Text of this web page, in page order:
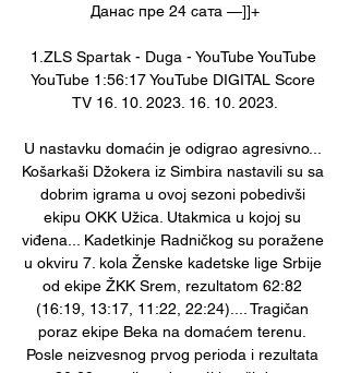
Данас пре 24 сата —]]+
1.ZLS Spartak - Duga - YouTube YouTube
YouTube 1:56:17 YouTube DIGITAL Score
TV 16. 10. 2023. 16. 10. 2023.
U nastavku domaćin je odigrao agresivno...
Košarkaši Džokera iz Simbira nastavili su sa
dobrim igrama u ovoj sezoni pobedivši
ekipu OKK Užica. Utakmica u kojoj su
viđena... Kadetkinje Radničkog su poražene
u okviru 7. kola Ženske kadetske lige Srbije
od ekipe ŽKK Srem, rezultatom 62:82
(16:19, 13:17, 11:22, 22:24).... Tragičan
poraz ekipe Beka na domaćem terenu.
Posle neizvesnog prvog perioda i rezultata